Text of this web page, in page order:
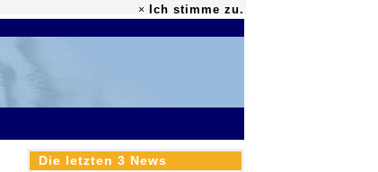
× Ich stimme zu.
Die letzten 3 News